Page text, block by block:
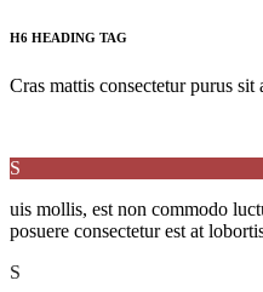
H6 HEADING TAG
Cras mattis consectetur purus
S
uis mollis, est non commodo
posuere consectetur est at
S